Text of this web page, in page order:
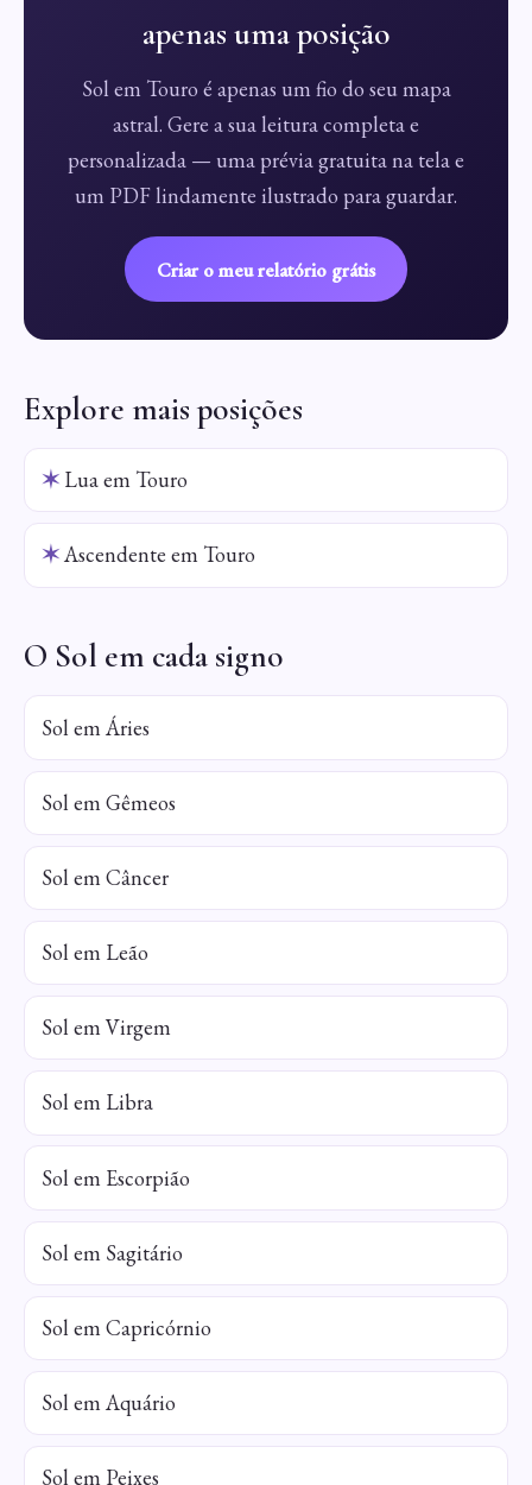
apenas uma posição
Sol em Touro é apenas um fio do seu mapa
astral. Gere a sua leitura completa e
personalizada — uma prévia gratuita na tela e
um PDF lindamente ilustrado para guardar.
Criar o meu relatório grátis
Explore mais posições
✶ Lua em Touro
✶Ascendente em Touro
O Sol em cada signo
Sol em Áries
Sol em Gêmeos
Sol em Câncer
Sol em Leão
Sol em Virgem
Sol em Libra
Sol em Escorpião
Sol em Sagitário
Sol em Capricórnio
Sol em Aquário
Sol em Peixes